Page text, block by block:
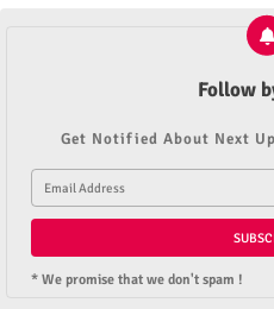
Follow
Get Notified About Next
* We promise that we don't spam !